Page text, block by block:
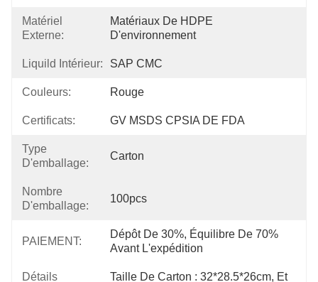
Matériel
Externe:
Matériaux De HDPE
D'environnement
Liquild Intérieur: SAP CMC
Couleurs: Rouge
Certificats: GV MSDS CPSIA DE FDA
Type
D'emballage:
Carton
Nombre
D'emballage:
100pcs
PAIEMENT:
Dépôt De 30%, Équilibre De 70%
Avant L'expédition
Détails
Taille De Carton : 32*28.5*26cm, Et